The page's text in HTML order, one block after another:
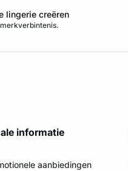
lingerie creëren
informatie
aanbiedingen